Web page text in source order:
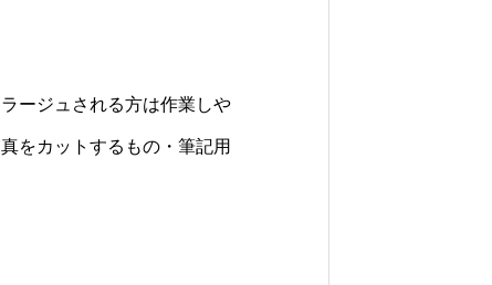
ージュされる方は作業しや
をカットするもの・筆記用